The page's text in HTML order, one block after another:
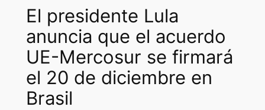
El presidente Lula
anuncia que el acuerdo
UE-Mercosur se firmará
el 20 de diciembre en
Brasil